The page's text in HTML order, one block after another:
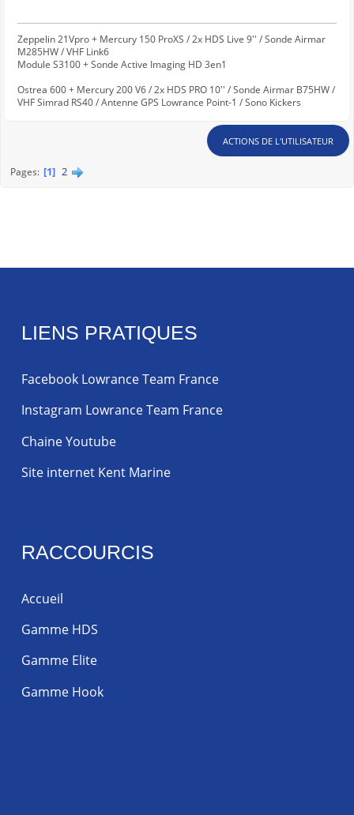
Zeppelin 21Vpro + Mercury 150 ProXS / 2x HDS Live 9'' / Sonde Airmar
M285HW / VHF Link6
Module S3100 + Sonde Active Imaging HD 3en1
Ostrea 600 + Mercury 200 V6 / 2x HDS PRO 10'' / Sonde Airmar B75HW /
VHF Simrad RS40 / Antenne GPS Lowrance Point-1 / Sono Kickers
ACTIONS DE L'UTILISATEUR
Pages 1 2
LIENS PRATIQUES
Facebook Lowrance Team France
Instagram Lowrance Team France
Chaine Youtube
Site internet Kent Marine
RACCOURCIS
Accueil
Gamme HDS
Gamme Elite
Gamme Hook